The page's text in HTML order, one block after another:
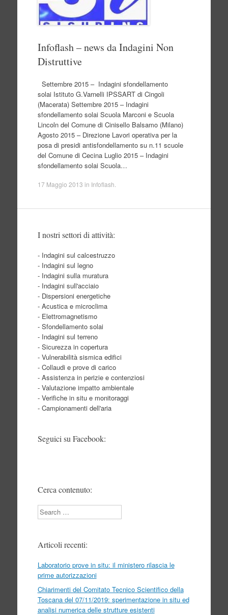
Infoflash – news da Indagini Non
Distruttive
Settembre 2015 – Indagini sfondellamento
solai Istituto G.Varnelli IPSSART di Cingoli
(Macerata) Settembre 2015 – Indagini
sfondellamento solai Scuola Marconi e Scuola
Lincoln del Comune di Cinisello Balsamo (Milano)
Agosto 2015 – Direzione Lavori operativa per la
posa di presidi antisfondellamento su n.11 scuole
del Comune di Cecina Luglio 2015 – Indagini
sfondellamento solai Scuola…
17 Maggio 2013 in Infoflash
I nostri settori di attività:
- Indagini sul calcestruzzo
- Indagini sul legno
- Indagini sulla muratura
- Indagini sull'acciaio
- Dispersioni energetiche
- Acustica e microclima
- Elettromagnetismo
- Sfondellamento solai
- Indagini sul terreno
- Sicurezza in copertura
- Vulnerabilità sismica edifici
- Collaudi e prove di carico
- Assistenza in perizie e contenziosi
- Valutazione impatto ambientale
- Verifiche in situ e monitoraggi
- Campionamenti dell'aria
Seguici su Facebook:
Cerca contenuto:
Search
Articoli recenti:
Laboratorio prove in situ: il ministero rilascia le
prime autorizzazioni
Chiarimenti del Comitato Tecnico Scientifico della
Toscana del 07/11/2019: sperimentazione in situ ed
analisi numerica delle strutture esistenti